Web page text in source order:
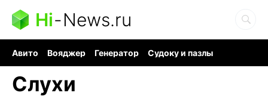
Hi-News.ru
Авито Вояджер Генератор
Судоку и пазлы
Слухи